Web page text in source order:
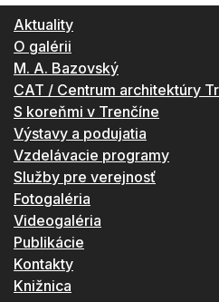
Aktuality
O galérii
M. A. Bazovský
CAT / Centrum architektúry
S koreňmi v Trenčíne
Výstavy a podujatia
Vzdelávacie programy
Služby pre verejnosť
Fotogaléria
Videogaléria
Publikácie
Kontakty
Knižnica